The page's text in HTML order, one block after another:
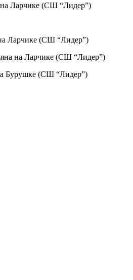
Ларчике (СШ “Лидер”)
Ларчике (СШ “Лидер”)
на Ларчике (СШ “Лидер”)
Бурушке (СШ “Лидер”)